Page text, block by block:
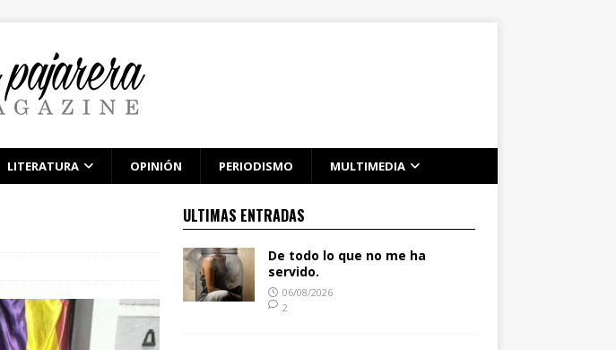
LITERATURA OPINIÓN PERIODISMO MULTIMEDIA
ULTIMAS ENTRADAS
De todo lo que no me ha
servido.
06/08/2026
2